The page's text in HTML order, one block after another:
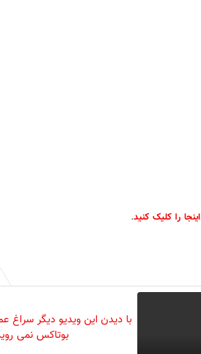
اینجا را کلیک کنید.
با دیدن این ویدیو دیگر سراغ
بوتاکس نمی